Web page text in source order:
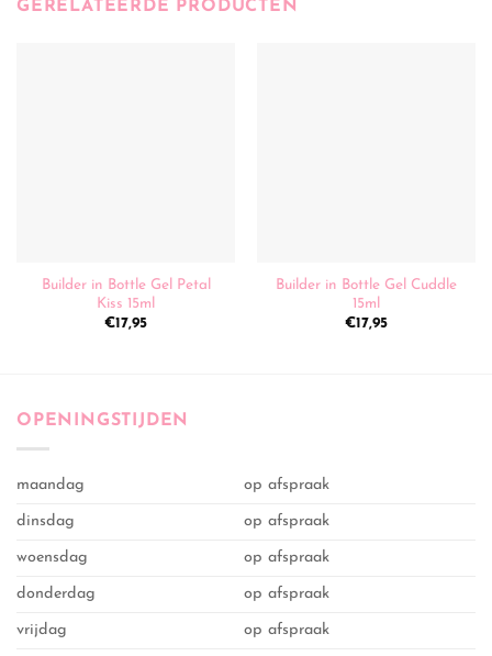
GERELATEERDE PRODUCTEN
Builder in Bottle Gel Petal
Kiss 15ml
€17,95
Builder in Bottle Gel Cuddle
15ml
€17,95
OPENINGSTIJDEN
maandag op afspraak
dinsdag op afspraak
woensdag op afspraak
donderdag op afspraak
vrijdag op afspraak